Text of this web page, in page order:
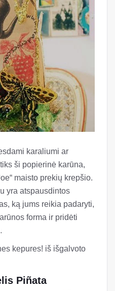
karaliumi ar
ši popierinė karūna,
maisto prekių krepšio.
yra atspausdintos
ką jums reikia padaryti,
forma ir pridėti
kepures! iš išgalvoto
Piñata